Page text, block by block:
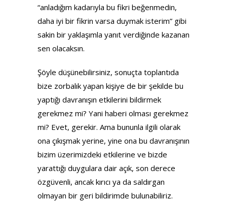
“anladığım kadarıyla bu fikri beğenmedin,
daha iyi bir fikrin varsa duymak isterim” gibi
sakin bir yaklaşımla yanıt verdiğinde kazanan
sen olacaksın.
Şöyle düşünebilirsiniz, sonuçta toplantıda
bize zorbalık yapan kişiye de bir şekilde bu
yaptığı davranışın etkilerini bildirmek
gerekmez mi? Yani haberi olması gerekmez
mi? Evet, gerekir. Ama bununla ilgili olarak
ona çıkışmak yerine, yine ona bu davranışının
bizim üzerimizdeki etkilerine ve bizde
yarattığı duygulara dair açık, son derece
özgüvenli, ancak kırıcı ya da saldırgan
olmayan bir geri bildirimde bulunabiliriz.